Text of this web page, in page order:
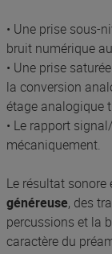
• Une prise sous-
bruit numérique
• Une prise
la conversion
étage analogique
• Le rapport
mécaniquement.
Le résultat sonore
généreuse, des
percussions et la
caractère du